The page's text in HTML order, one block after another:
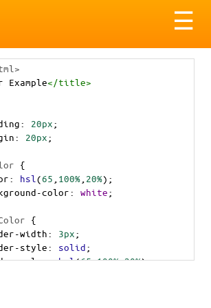
☰
Example</title>
: 20px;
: 20px;
{
: hsl (65 100% 20%);
color: white;
{
width: 3px;
style: solid;
color: hsl(65,100%,20%);